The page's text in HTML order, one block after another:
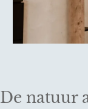
De natuur